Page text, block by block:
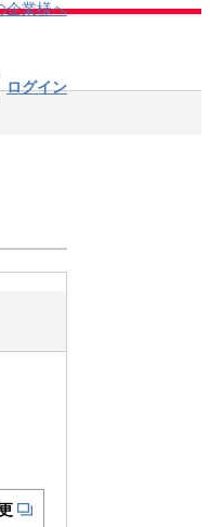
企業様へ
ログイン